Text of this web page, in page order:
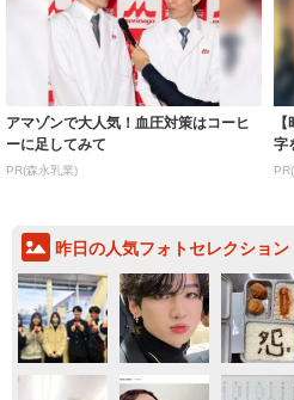
アマゾンで大人気！血圧対策はコーヒ
ーに足してみて
PR(森永乳業)
字
致
昨日の人気フォトセレクション